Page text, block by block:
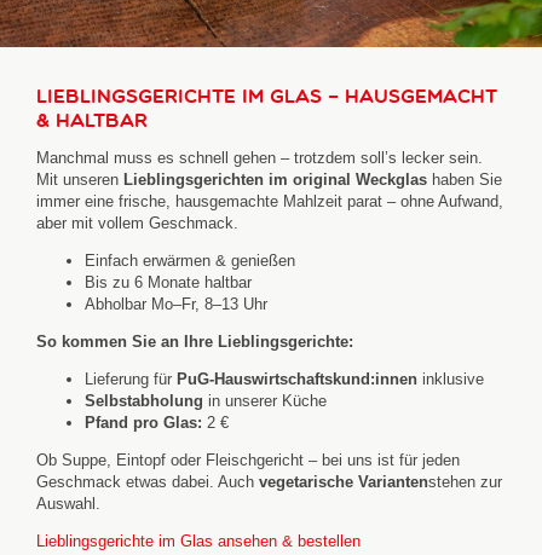
Lieblingsgerichte im Glas – Hausgemacht
& haltbar
Manchmal muss es schnell gehen – trotzdem soll’s lecker sein.
Mit unseren Lieblingsgerichten im original Weckglas haben Sie
immer eine frische, hausgemachte Mahlzeit parat – ohne Aufwand,
aber mit vollem Geschmack.
Einfach erwärmen & genießen
Bis zu 6 Monate haltbar
Abholbar Mo–Fr, 8–13 Uhr
So kommen Sie an Ihre Lieblingsgerichte:
Lieferung für PuG-Hauswirtschaftskund:innen inklusive
Selbstabholung in unserer Küche
Pfand pro Glas: 2 €
Ob Suppe, Eintopf oder Fleischgericht – bei uns ist für jeden
Geschmack etwas dabei. Auch vegetarische Variantenstehen zur
Auswahl.
Lieblingsgerichte im Glas ansehen & bestellen